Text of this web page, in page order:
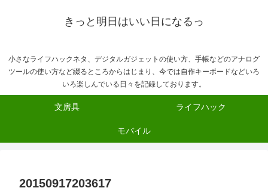
きっと明日はいい日になるっ
小さなライフハックネタ、デジタルガジェットの使い方、手帳などのアナログ
ツールの使い方など綴るところからはじまり、今では自作キーボードなどいろ
いろ楽しんでいる日々を記録しております。
文房具 ライフハック
モバイル
20150917203617